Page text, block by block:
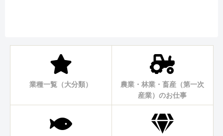
業種一覧（大分類）
農業・林業・畜産（第一次
産業）のお仕事